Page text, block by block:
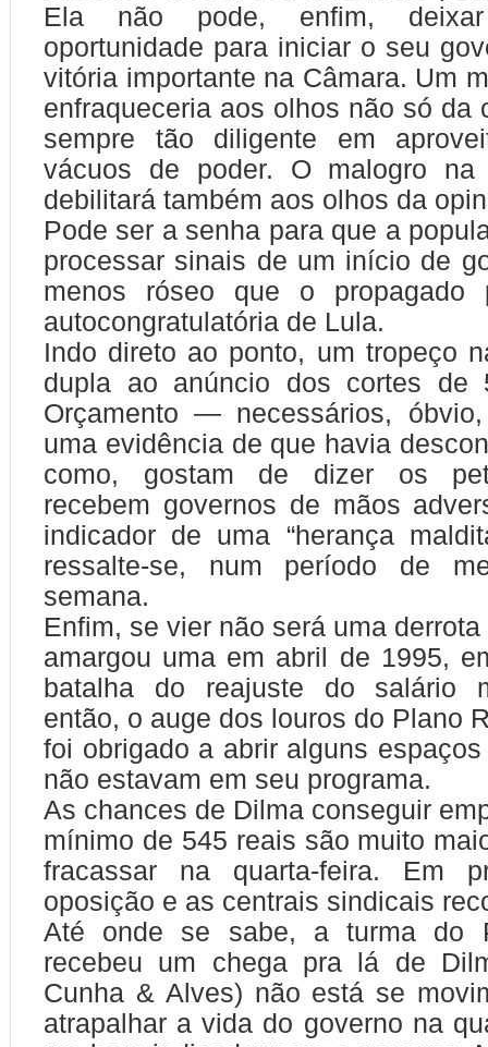
Ela não pode, enfim,
oportunidade para iniciar o seu
vitória importante na Câmara. Um
enfraqueceria aos olhos não só da
sempre tão diligente em
vácuos de poder. O malogro na
debilitará também aos olhos da
Pode ser a senha para que a
processar sinais de um início de
menos róseo que o propagado
autocongratulatória de Lula.
Indo direto ao ponto, um tropeço
dupla ao anúncio dos cortes de
Orçamento — necessários,
uma evidência de que havia
como, gostam de dizer os
recebem governos de mãos
indicador de uma “herança
ressalte-se, num período de
semana.
Enfim, se vier não será uma
amargou uma em abril de 1995,
batalha do reajuste do salário
então, o auge dos louros do Plano
foi obrigado a abrir alguns
não estavam em seu programa.
As chances de Dilma conseguir
mínimo de 545 reais são muito
fracassar na quarta-feira. Em
oposição e as centrais sindicais
Até onde se sabe, a turma do
recebeu um chega pra lá de
Cunha & Alves) não está se
atrapalhar a vida do governo na